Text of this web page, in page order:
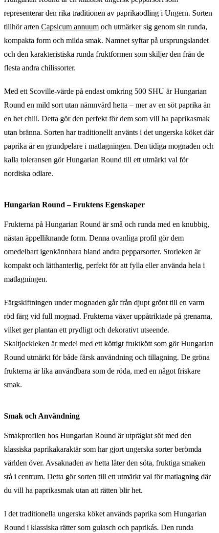
representerar den rika traditionen av paprikaodling i Ungern. Sorten
tillhör arten Capsicum annuum och utmärker sig genom sin runda,
kompakta form och milda smak. Namnet syftar på ursprungslandet
och den karakteristiska runda fruktformen som skiljer den från de
flesta andra chilissorter.
Med ett Scoville-värde på endast omkring 500 SHU är Hungarian
Round en mild sort utan nämnvärd hetta – mer av en söt paprika än
en het chili. Detta gör den perfekt för dem som vill ha paprikasmak
utan bränna. Sorten har traditionellt använts i det ungerska köket där
paprika är en grundpelare i matlagningen. Den tidiga mognaden och
kalla toleransen gör Hungarian Round till ett utmärkt val för
nordiska odlare.
Hungarian Round – Fruktens Egenskaper
Frukterna på Hungarian Round är små och runda med en knubbig,
nästan äppelliknande form. Denna ovanliga profil gör dem
omedelbart igenkännbara bland andra pepparsorter. Storleken är
kompakt och lätthanterlig, perfekt för att fylla eller använda hela i
matlagningen.
Färgskiftningen under mognaden går från djupt grönt till en varm
röd färg vid full mognad. Frukterna växer uppåtriktade på grenarna,
vilket ger plantan ett prydligt och dekorativt utseende.
Skaltjockleken är medel med ett köttigt fruktkött som gör Hungarian
Round utmärkt för både färsk användning och tillagning. De gröna
frukterna är lika användbara som de röda, med en något friskare
smak.
Smak och Användning
Smakprofilen hos Hungarian Round är utpräglat söt med den
klassiska paprikakaraktär som har gjort ungerska sorter berömda
världen över. Avsaknaden av hetta låter den söta, fruktiga smaken
stå i centrum. Detta gör sorten till ett utmärkt val för matlagning där
du vill ha paprikasmak utan att rätten blir het.
I det traditionella ungerska köket används paprika som Hungarian
Round i klassiska rätter som gulasch och paprikás. Den runda